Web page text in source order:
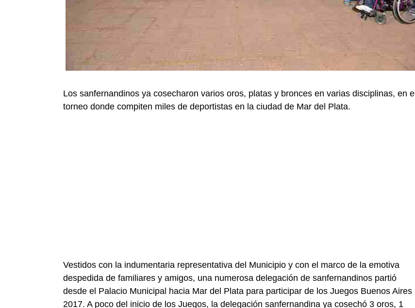
Los sanfernandinos ya cosecharon varios oros, platas y bronces en varias disciplinas, en el
torneo donde compiten miles de deportistas en la ciudad de Mar del Plata.
Vestidos con la indumentaria representativa del Municipio y con el marco de la emotiva
despedida de familiares y amigos, una numerosa delegación de sanfernandinos partió
desde el Palacio Municipal hacia Mar del Plata para participar de los Juegos Buenos Aires
2017. A poco del inicio de los Juegos, la delegación sanfernandina ya cosechó 3 oros, 1